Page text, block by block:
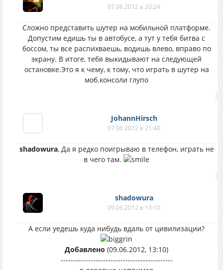
07.06.2012 в 20:24
Сложно представить шутер на мобильной платформе.
Допустим едишь ты в автобусе, а тут у тебя битва с
боссом, ты все распихваешь, водишь влево, вправо по
экрану. В итоге, тебя выкидывают на следующей
остановке.Это я к чему, к тому, что играть в шутер на
моб.консоли глупо
JohannHirsch
07.06.2012 в 21:40
shadowura, Да я редко поигрываю в телефон, играть не
в чего там.
shadowura
09.06.2012 в 13:10
А если уедешь куда нибудь вдаль от цивилизации?
Добавлено (09.06.2012, 13:10)
---------------------------------------------